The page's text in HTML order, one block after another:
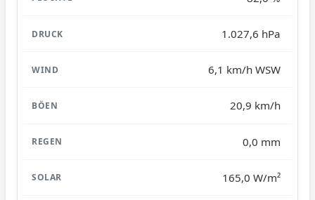
1.027,6 hPa
6,1 km/h WSW
20,9 km/h
0,0 mm
165,0 W/m²